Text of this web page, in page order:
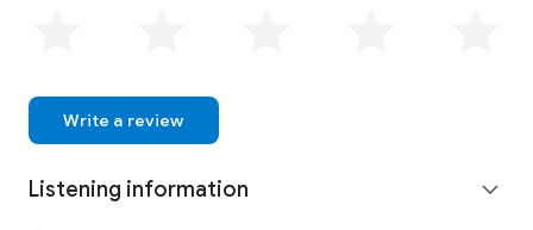
Write a review
Listening information expand_more